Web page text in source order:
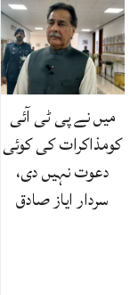
میں نے پی ٹی آئی
کومذاکرات کی کوئی
دعوت نہیں دی،
سردار ایاز صادق